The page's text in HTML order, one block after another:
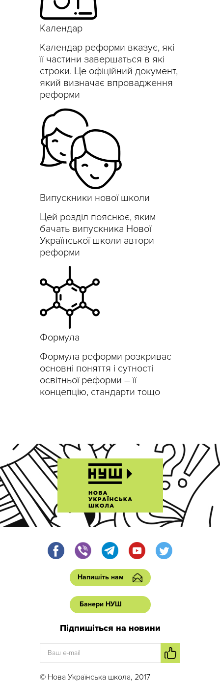
Календар
Календар реформи вказує, які
її частини завершаться в які
строки. Це офіційний документ,
який визначає впровадження
реформи
Випускники нової школи
Цей розділ пояснює, яким
бачать випускника Нової
Української школи автори
реформи
Формула
Формула реформи розкриває
основні поняття і сутності
освітньої реформи – її
концепцію, стандарти тощо
Напишіть нам
Банери НУШ
Підпишіться на новини
© Нова Українська школа, 2017